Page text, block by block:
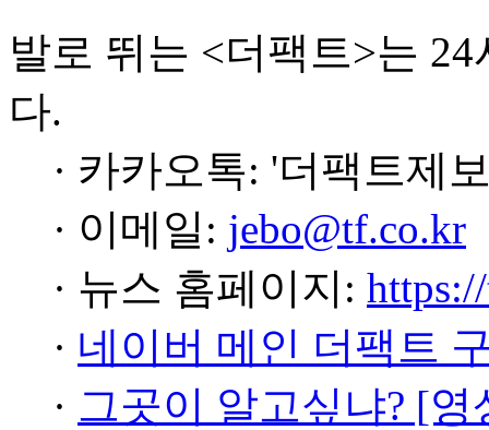
발로 뛰는 <더팩트>는
다.
· 카카오톡: '더팩트제
· 이메일: jebo@tf.co.kr
· 뉴스 홈페이지:
· 네이버 메인 더팩트
· 그곳이 알고싶냐? [